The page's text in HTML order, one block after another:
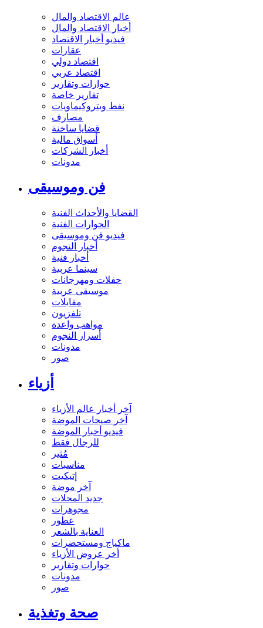
عالم الاقتصاد والمال
أخبار الاقتصاد والمال
فيديو أخبار الاقتصاد
عقارات
اقتصاد دولي
اقتصاد عربي
حوارات وتقارير
تقارير خاصة
نفط وبتروكيماويات
مصارف
قضايا ساخنة
أسواق مالية
أخبار الشركات
مدونات
فن وموسيقى
القضايا والأحداث الفنية
الحوارات الفنية
فيديو فن وموسيقى
أخبار النجوم
أخبار فنية
سينما عربية
حفلات ومهرجانات
موسيقى عربية
مقابلات
تلفزيون
مواهب واعدة
أسرار النجوم
مدونات
صور
أزياء
آخر أخبار عالم الأزياء
آخر صيحات الموضة
فيديو أخبار الموضة
للرجال فقط
مُثير
مناسبات
إتيكيت
آخر موضة
جديد المحلات
مجوهرات
عطور
العناية بالشعر
ماكياج ومستحضرات
أخر عروض الأزياء
حوارات وتقارير
مدونات
صور
صحة وتغذية